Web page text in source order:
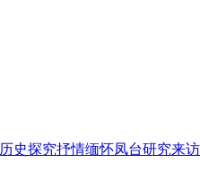
历史探究抒情缅怀凤台研究来